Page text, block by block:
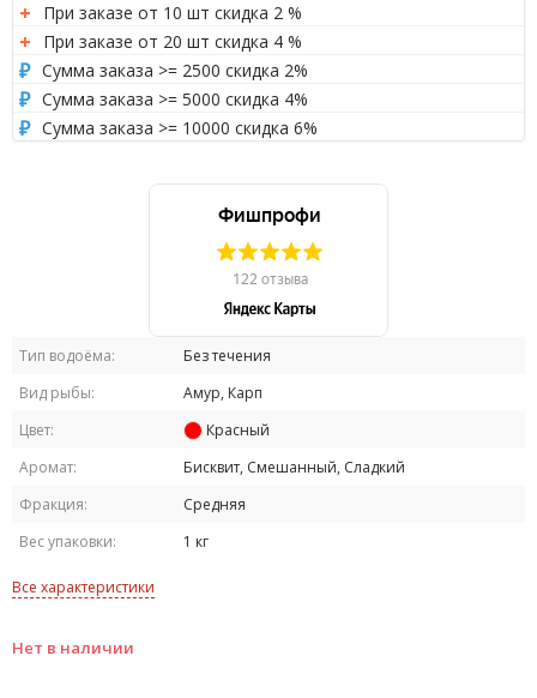
Тип водоёма:
Без течения
Вид рыбы:
Амур, Карп
Цвет:
Красный
Аромат:
Бисквит, Смешанный, Сладкий
Фракция:
Средняя
Вес упаковки:
1 кг
Все характеристики
Нет в наличии
При заказе от 10 шт скидка 2 %
При заказе от 20 шт скидка 4 %
Сумма заказа >= 2500 скидка 2%
Сумма заказа >= 5000 скидка 4%
Сумма заказа >= 10000 скидка 6%